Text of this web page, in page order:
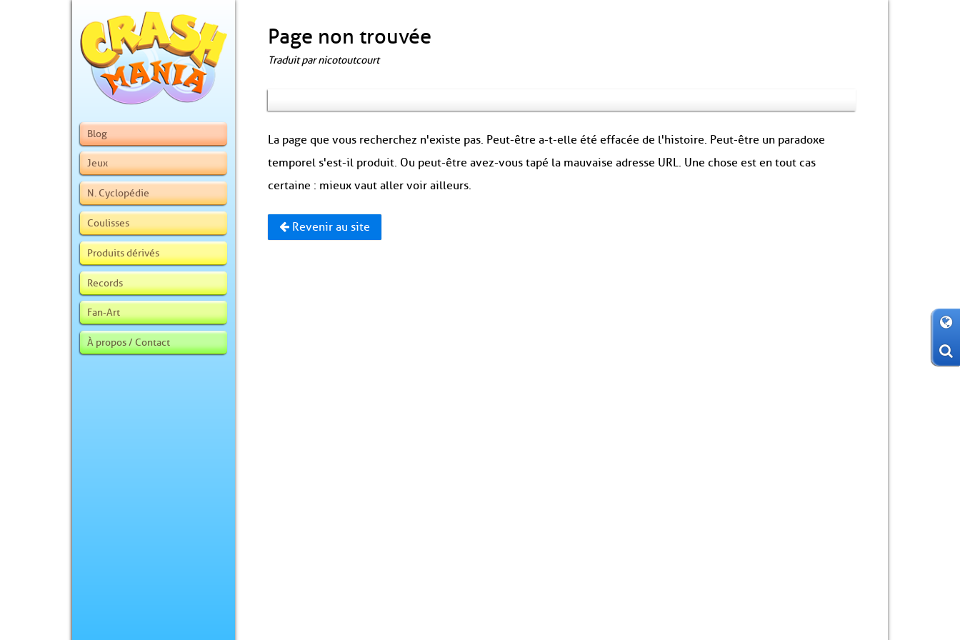
Blog
Jeux
N. Cyclopédie
Coulisses
Produits dérivés
Records
Fan-Art
À propos / Contact
Page non trouvée
Traduit par nicotoutcourt
La page que vous recherchez n'existe pas. Peut-être a-t-elle été effacée de l'histoire. Peut-être un paradoxe
temporel s'est-il produit. Ou peut-être avez-vous tapé la mauvaise adresse URL. Une chose est en tout cas
certaine : mieux vaut aller voir ailleurs.
Revenir au site